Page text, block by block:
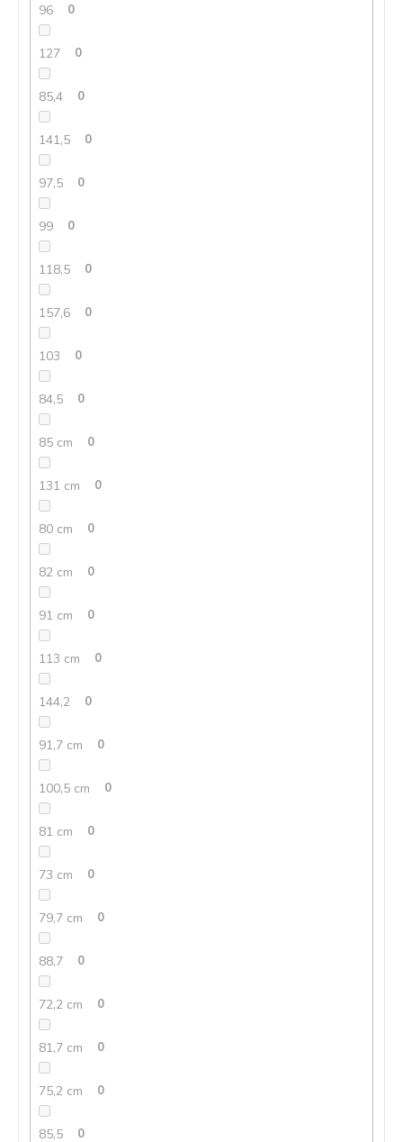
96 0
127 0
85,4 0
141,5 0
97,5 0
99 0
118,5 0
157,6 0
103 0
84,5 0
85 cm 0
131 cm 0
80 cm 0
82 cm 0
91 cm 0
113 cm 0
144,2 0
91,7 cm 0
100,5 cm 0
81 cm 0
73 cm 0
79,7 cm 0
88,7 0
72,2 cm 0
81,7 cm 0
75,2 cm 0
85,5 0